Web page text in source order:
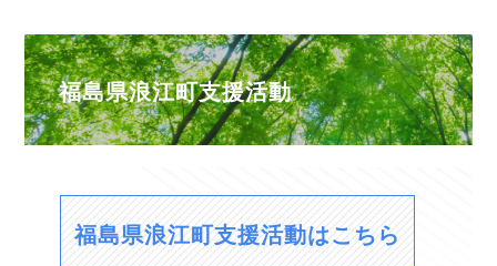
福島県浪江町支援活動
福島県浪江町支援活動はこちら